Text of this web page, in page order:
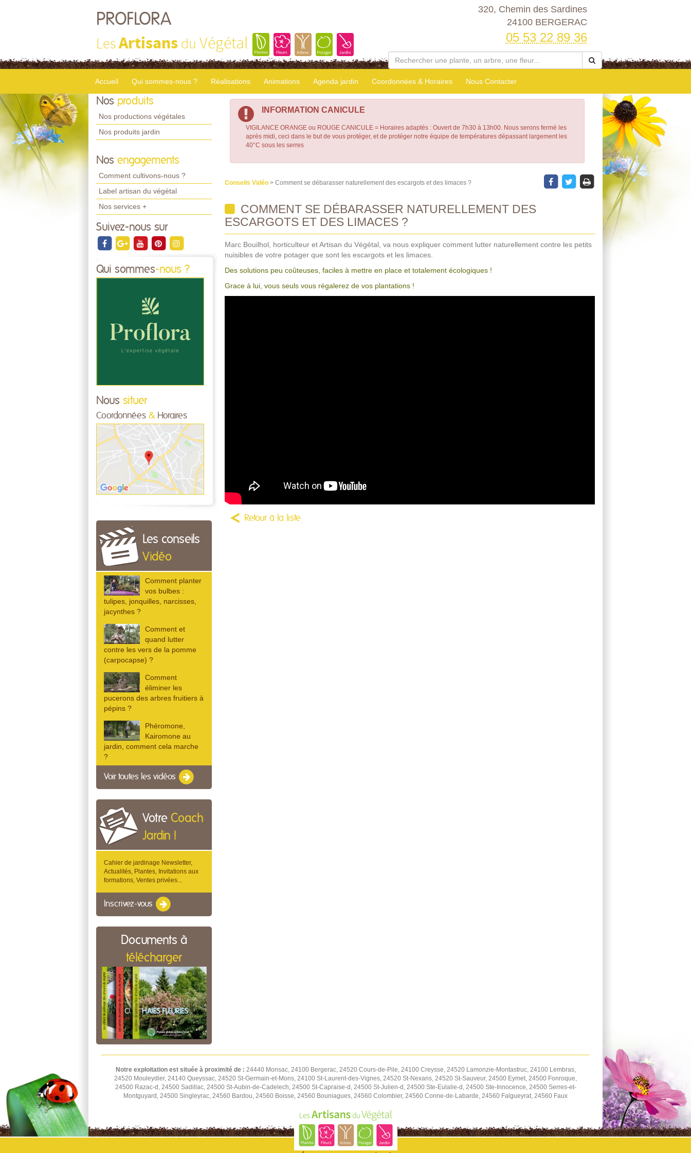
PROFLORA
LesArtisans du Végétal
320, Chemin des Sardines
24100 BERGERAC
05 53 22 89 36
Accueil Qui sommes-nous ? Réalisations Animations Agenda jardin Coordonnées & Horaires Nous Contacter
Nos produits
Nos productions végétales
Nos produits jardin
Nos engagements
Comment cultivons-nous ?
Label artisan du végétal
Nos services +
Suivez-nous sur
Qui sommes-nous ?
Nous situer
Coordonnées & Horaires
Les conseils
Vidéo
Comment planter
vos bulbes :
tulipes, jonquilles, narcisses,
jacynthes ?
Comment et
quand lutter
contre les vers de la pomme
(carpocapse) ?
Comment
éliminer les
pucerons des arbres fruitiers à
pépins ?
Phéromone,
Kairomone au
jardin, comment cela marche
?
Voir toutes les vidéos
Votre Coach
Jardin !
Cahier de jardinage Newsletter,
Actualités, Plantes, Invitations aux
formations, Ventes privées...
Inscrivez-vous
Documents à
télécharger
INFORMATION CANICULE
VIGILANCE ORANGE ou ROUGE CANICULE = Horaires adaptés : Ouvert de 7h30 à 13h00. Nous serons fermé les
après midi, ceci dans le but de vous protéger, et de protéger notre équipe de températures dépassant largement les
40°C sous les serres
Conseils Vidéo > Comment se débarasser naturellement des escargots et des limaces ?
COMMENT SE DÉBARASSER NATURELLEMENT DES
ESCARGOTS ET DES LIMACES ?
Marc Bouilhol, horticulteur et Artisan du Végétal, va nous expliquer comment lutter naturellement contre les petits
nuisibles de votre potager que sont les escargots et les limaces.
Des solutions peu coûteuses, faciles à mettre en place et totalement écologiques !
Grace à lui, vous seuls vous régalerez de vos plantations !
Retour à la liste
Notre exploitation est située à proximité de : 24440 Monsac, 24100 Bergerac, 24520 Cours-de-Pile, 24100 Creysse, 24520 Lamonzie-Montastruc, 24100 Lembras,
24520 Mouleydier, 24140 Queyssac, 24520 St-Germain-et-Mons, 24100 St-Laurent-des-Vignes, 24520 St-Nexans, 24520 St-Sauveur, 24500 Eymet, 24500 Fonroque,
24500 Razac-d, 24500 Sadillac, 24500 St-Aubin-de-Cadelech, 24500 St-Capraise-d, 24500 St-Julien-d, 24500 Ste-Eulalie-d, 24500 Ste-Innocence, 24500 Serres-et-
Montguyard, 24500 Singleyrac, 24560 Bardou, 24560 Boisse, 24560 Bouniagues, 24560 Colombier, 24560 Conne-de-Labarde, 24560 Falgueyrat, 24560 Faux